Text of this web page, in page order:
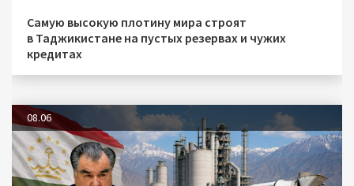
Самую высокую плотину мира строят
в Таджикистане на пустых резервах и чужих
кредитах
08.06